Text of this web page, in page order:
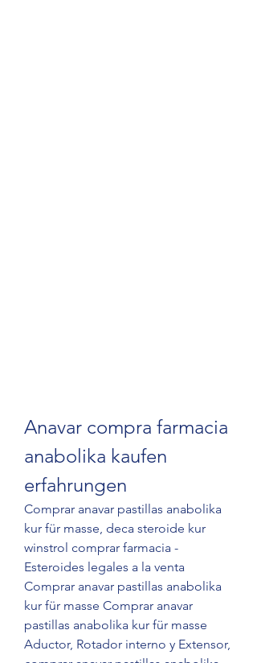
Anavar compra farmacia
anabolika kaufen
erfahrungen
Comprar anavar pastillas anabolika
kur für masse, deca steroide kur
winstrol comprar farmacia -
Esteroides legales a la venta
Comprar anavar pastillas anabolika
kur für masse Comprar anavar
pastillas anabolika kur für masse
Aductor, Rotador interno y Extensor,